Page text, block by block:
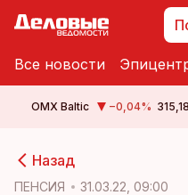
Все новости
OMX Baltic −0,04% 315,18
Назад
ПЕНСИЯ 31.03.22, 09:00